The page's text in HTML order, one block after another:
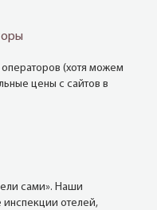
(хотя можем
цены с сайтов в
сами». Наши
отелей,